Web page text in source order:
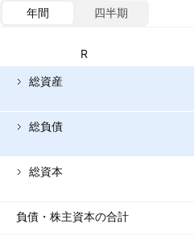
年間
四半期
通貨: EUR
総資産
総負債
総資本
負債・株主資本の合計